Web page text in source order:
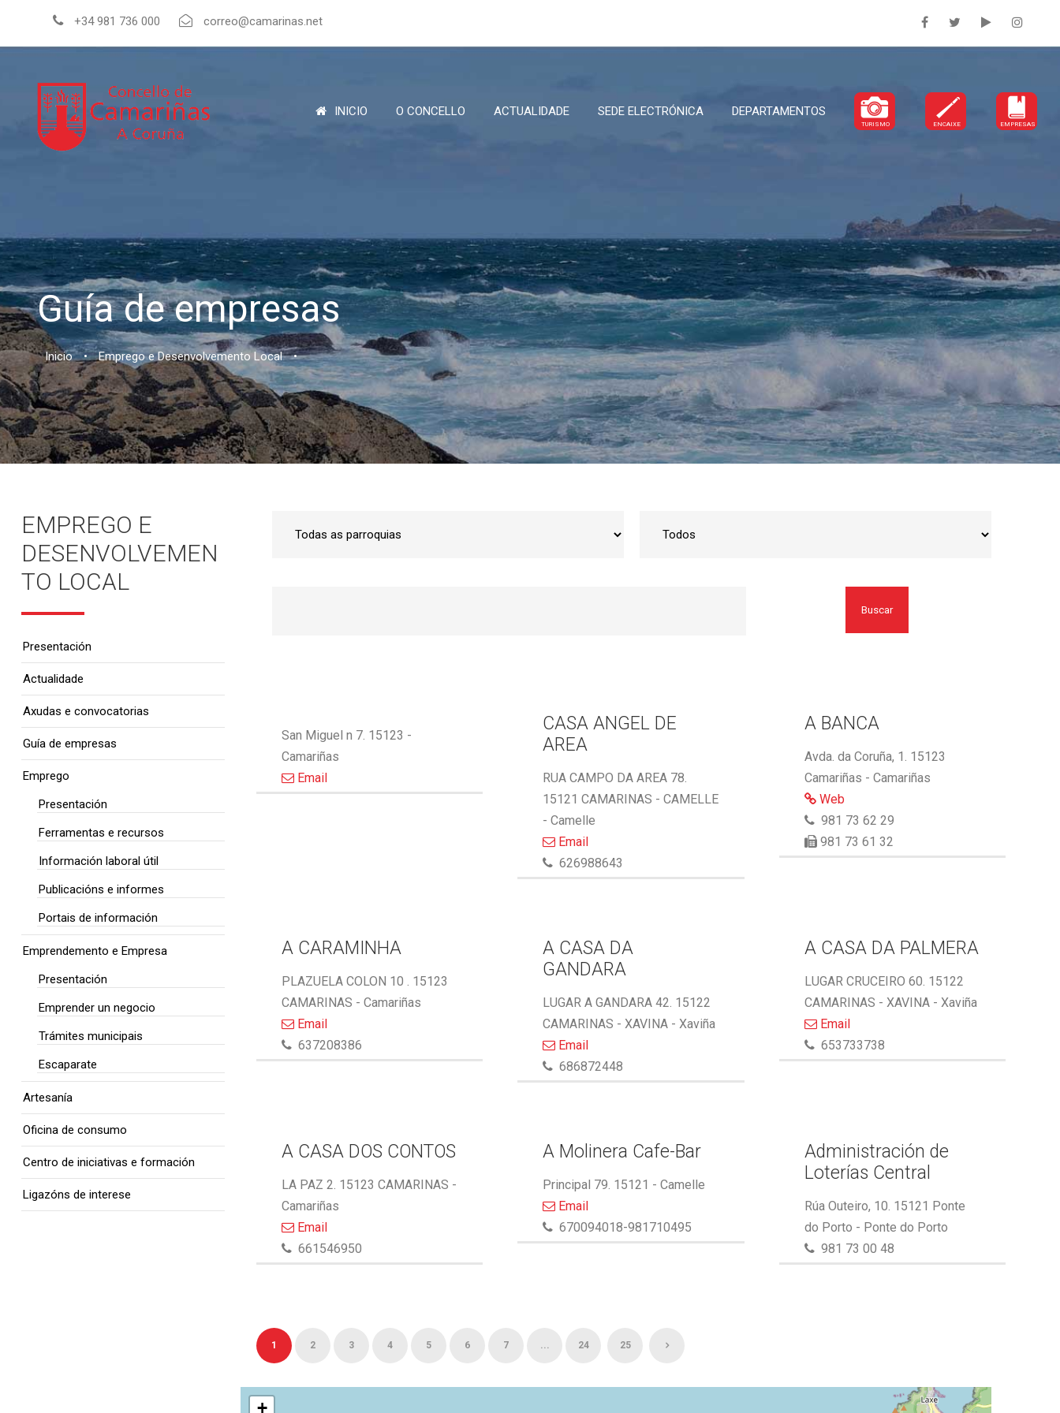
+34 981 736 000 correo@camarinas.net
INICIO O CONCELLO ACTUALIDADE SEDE ELECTRÓNICA DEPARTAMENTOS
TURISMO ENCAIXE EMPRESAS
Guía de empresas
Inicio • Emprego e Desenvolvemento Local •
Buscar
San Miguel n 7. 15123 -
Camariñas
Email
CASA ANGEL DE
AREA
RUA CAMPO DA AREA 78.
15121 CAMARINAS - CAMELLE
- Camelle
Email
626988643
A BANCA
Avda. da Coruña, 1. 15123
Camariñas - Camariñas
Web
981 73 62 29
981 73 61 32
A CARAMINHA
PLAZUELA COLON 10 . 15123
CAMARINAS - Camariñas
Email
637208386
A CASA DA
GANDARA
LUGAR A GANDARA 42. 15122
CAMARINAS - XAVINA - Xaviña
Email
686872448
A CASA DA PALMERA
LUGAR CRUCEIRO 60. 15122
CAMARINAS - XAVINA - Xaviña
Email
653733738
A CASA DOS CONTOS
LA PAZ 2. 15123 CAMARINAS -
Camariñas
Email
661546950
A Molinera Cafe-Bar
Principal 79. 15121 - Camelle
Email
670094018-981710495
Administración de
Loterías Central
Rúa Outeiro, 10. 15121 Ponte
do Porto - Ponte do Porto
981 73 00 48
1 2 3 4 5 6 7 ... 24 25
+
EMPREGO E
DESENVOLVEMEN
TO LOCAL
Presentación
Actualidade
Axudas e convocatorias
Guía de empresas
Emprego
Presentación
Ferramentas e recursos
Información laboral útil
Publicacións e informes
Portais de información
Emprendemento e Empresa
Presentación
Emprender un negocio
Trámites municipais
Escaparate
Artesanía
Oficina de consumo
Centro de iniciativas e formación
Ligazóns de interese